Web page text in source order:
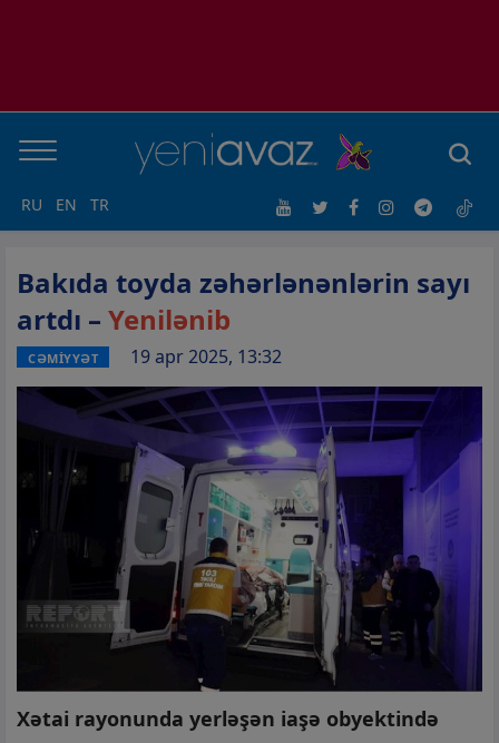
RU EN TR
Bakıda toyda zəhərlənənlərin sayı
artdı – Yenilənib
CƏMİYYƏT 19 apr 2025, 13:32
Xətai rayonunda yerləşən iaşə obyektində